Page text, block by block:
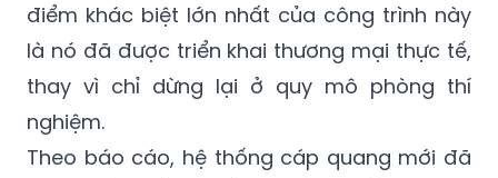
điểm khác biệt lớn nhất của công trình này
là nó đã được triển khai thương mại thực tế,
thay vì chỉ dừng lại ở quy mô phòng thí
nghiệm.
Theo báo cáo, hệ thống cáp quang mới đã